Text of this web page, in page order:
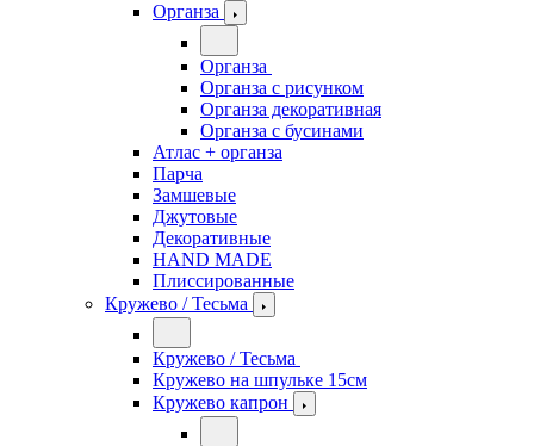
Органза
Органза
Органза с рисунком
Органза декоративная
Органза с бусинами
Атлас + органза
Парча
Замшевые
Джутовые
Декоративные
HAND MADE
Плиссированные
Кружево / Тесьма
Кружево / Тесьма
Кружево на шпульке 15см
Кружево капрон